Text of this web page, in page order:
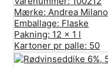
Mærke: Andrea Milano
Emballage: Flaske
Pakning: 12 x 1 l
Kartoner pr palle: 50